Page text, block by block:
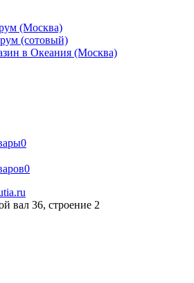
(Москва)
(сотовый)
в Океания (Москва)
0
0
вал 36, строение 2